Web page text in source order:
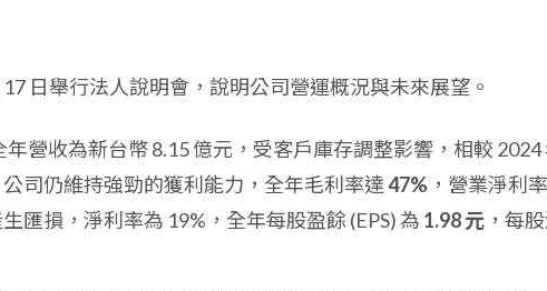
17 日舉行法人說明會，說明公司營運概況與未來展望。
年營收為新台幣 8.15 億元，受客戶庫存調整影響，相較 2024
司仍維持強勁的獲利能力，全年毛利率達47% ，營業淨利率
匯損，淨利率為 19%，全年每股盈餘 (EPS) 為 1.98 元 ，每